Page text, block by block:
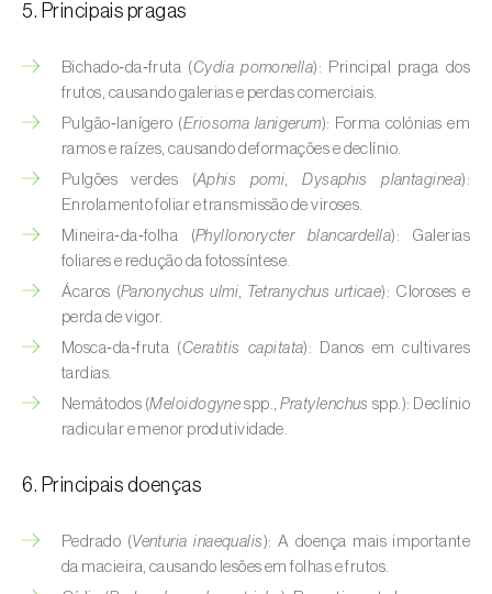
Beterraba (Beta spp.
Bétula (Betula spp.)
Buxo (Buxus sempervirens L.)
Theobroma cacao
Cafeeiro ( Coffea spp.)
Cajueiro (Anacardium occidentale
Cana-de-açúcar (
Cânhamo / Canábis (Cannabis sativa)
Carambola (Averrhoa carambola)
Carvalhos ( Quercus spp. e Fagus spp.
Castanheiro (Castanea sativa)
5. Principais pragas
Bichado‑da‑fruta (Cydia pomonella): Principal praga dos
frutos, causando galerias e perdas comerciais.
Pulgão‑lanígero (Eriosoma lanigerum): Forma colónias em
ramos e raízes, causando deformações e declínio.
Pulgões verdes (Aphis pomi,Dysaphis plantaginea):
Enrolamento foliar e transmissão de viroses.
Mineira‑da‑folha (Phyllonorycter blancardella): Galerias
foliares e redução da fotossíntese.
Ácaros (Panonychus ulmi, Tetranychus urticae): Cloroses e
perda de vigor.
Mosca‑da‑fruta (Ceratitis capitata): Danos em cultivares
tardias.
Nemátodos (Meloidogyne spp.,Pratylenchus spp.): Declínio
radicular e menor produtividade.
6. Principais doenças
Pedrado (Venturia inaequalis ): A doença mais importante
da macieira, causando lesões em folhas e frutos.